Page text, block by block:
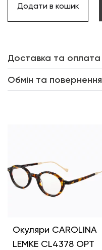
Додати в кошик
Доставка та оплата
Обмін та повернення
Інші кольори
Окуляри CAROLINA
LEMKE CL4378 OPT